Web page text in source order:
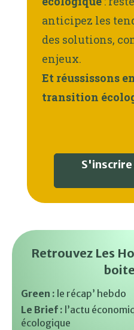
anticipez les
des solutions,
enjeux.
Et réussissons
transition
Retrouvez Les
Green : le récap’ hebdo
Le Brief : l’actu
écologique